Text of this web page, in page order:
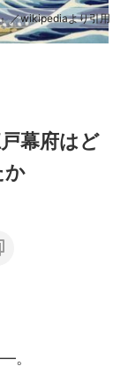
／wikipediaより引用
幕府はど
か
。